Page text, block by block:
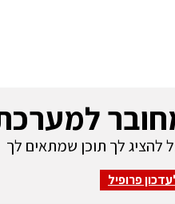
להציג לך תוכן שמתאים לך
פרופיל